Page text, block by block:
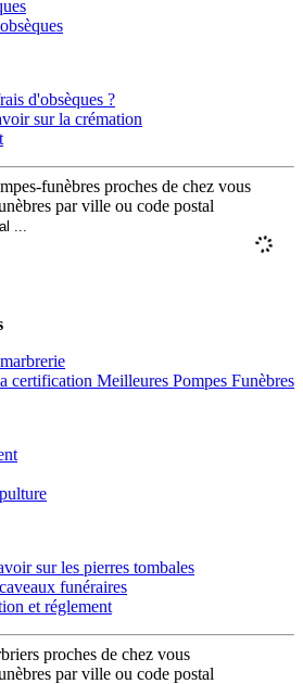
d'obsèques ?
sur la crémation
funèbres proches de chez vous
par ville ou code postal
certification Meilleures Pompes Funèbres
sur les pierres tombales
funéraires
et réglement
proches de chez vous
par ville ou code postal